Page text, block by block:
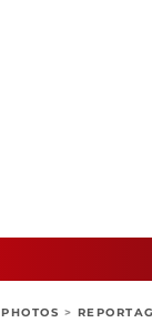
PHOTOS >